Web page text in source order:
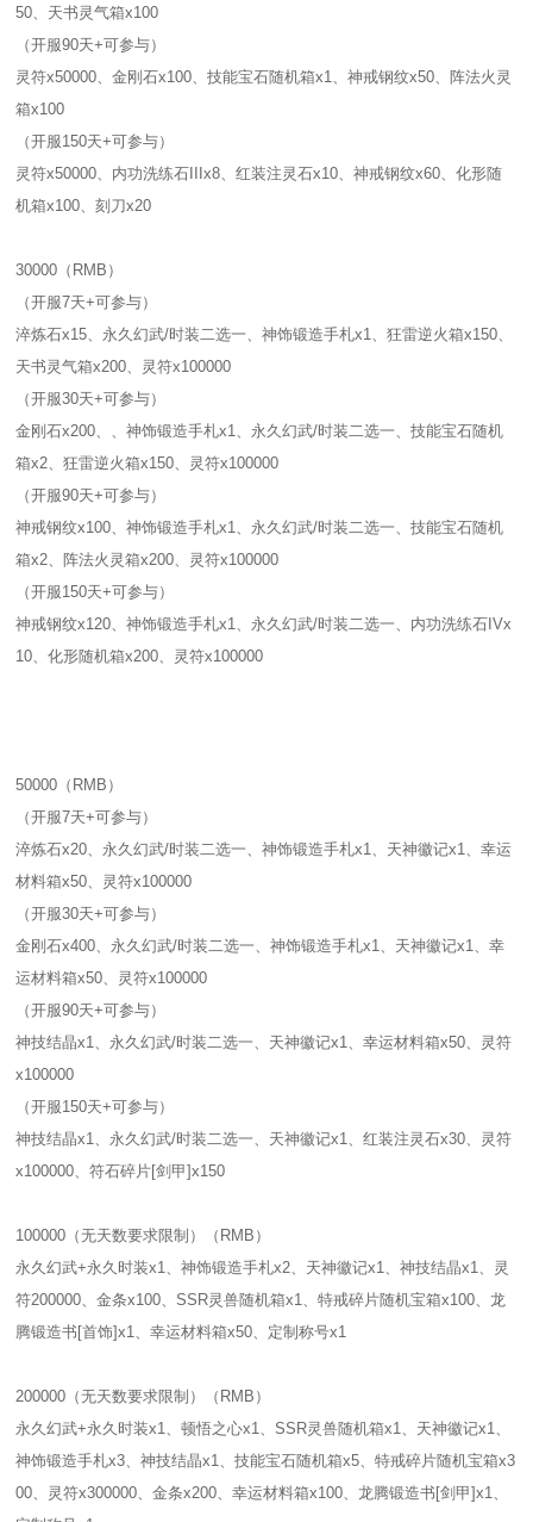
50、天书灵气箱x100
（开服90天+可参与）
灵符x50000、金刚石x100、技能宝石随机箱x1、神戒钢纹x50、阵法火灵
箱x100
（开服150天+可参与）
灵符x50000、内功洗练石IIIx8、红装注灵石x10、神戒钢纹x60、化形随
机箱x100、刻刀x20
30000（RMB）
（开服7天+可参与）
淬炼石x15、永久幻武/时装二选一、神饰锻造手札x1、狂雷逆火箱x150、
天书灵气箱x200、灵符x100000
（开服30天+可参与）
金刚石x200、、神饰锻造手札x1、永久幻武/时装二选一、技能宝石随机
箱x2、狂雷逆火箱x150、灵符x100000
（开服90天+可参与）
神戒钢纹x100、神饰锻造手札x1、永久幻武/时装二选一、技能宝石随机
箱x2、阵法火灵箱x200、灵符x100000
（开服150天+可参与）
神戒钢纹x120、神饰锻造手札x1、永久幻武/时装二选一、内功洗练石IVx
10、化形随机箱x200、灵符x100000
50000（RMB）
（开服7天+可参与）
淬炼石x20、永久幻武/时装二选一、神饰锻造手札x1、天神徽记x1、幸运
材料箱x50、灵符x100000
（开服30天+可参与）
金刚石x400、永久幻武/时装二选一、神饰锻造手札x1、天神徽记x1、幸
运材料箱x50、灵符x100000
（开服90天+可参与）
神技结晶x1、永久幻武/时装二选一、天神徽记x1、幸运材料箱x50、灵符
x100000
（开服150天+可参与）
神技结晶x1、永久幻武/时装二选一、天神徽记x1、红装注灵石x30、灵符
x100000、符石碎片[剑甲]x150
100000（无天数要求限制）（RMB）
永久幻武+永久时装x1、神饰锻造手札x2、天神徽记x1、神技结晶x1、灵
符200000、金条x100、SSR灵兽随机箱x1、特戒碎片随机宝箱x100、龙
腾锻造书[首饰]x1、幸运材料箱x50、定制称号x1
200000（无天数要求限制）（RMB）
永久幻武+永久时装x1、顿悟之心x1、SSR灵兽随机箱x1、天神徽记x1、
神饰锻造手札x3、神技结晶x1、技能宝石随机箱x5、特戒碎片随机宝箱x3
00、灵符x300000、金条x200、幸运材料箱x100、龙腾锻造书[剑甲]x1、